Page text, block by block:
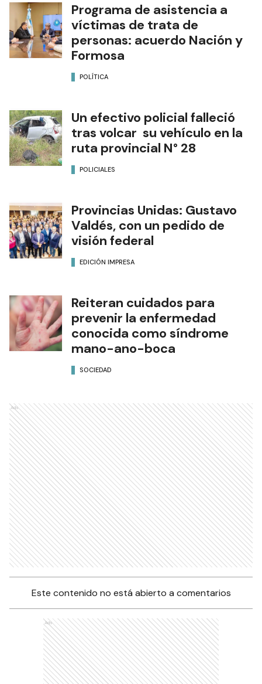
Programa de asistencia a
víctimas de trata de
personas: acuerdo Nación y
Formosa
POLÍTICA
Un efectivo policial falleció
tras volcar su vehículo en la
ruta provincial N° 28
POLICIALES
Provincias Unidas: Gustavo
Valdés, con un pedido de
visión federal
EDICIÓN IMPRESA
Reiteran cuidados para
prevenir la enfermedad
conocida como síndrome
mano-ano-boca
SOCIEDAD
Ads
Este contenido no está abierto a comentarios
Ads